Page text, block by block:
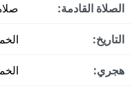
الصلاة القادمة:
التاريخ: الخميس, 6
هجري: الخميس,